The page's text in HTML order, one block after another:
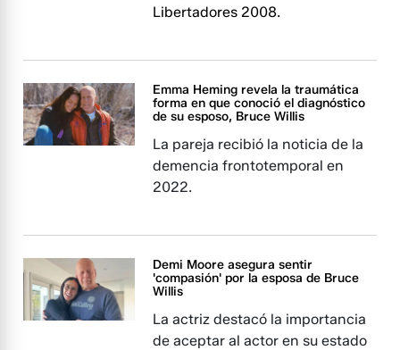
Libertadores 2008.
Emma Heming revela la traumática
forma en que conoció el diagnóstico
de su esposo, Bruce Willis
La pareja recibió la noticia de la
demencia frontotemporal en
2022.
Demi Moore asegura sentir
'compasión' por la esposa de Bruce
Willis
La actriz destacó la importancia
de aceptar al actor en su estado